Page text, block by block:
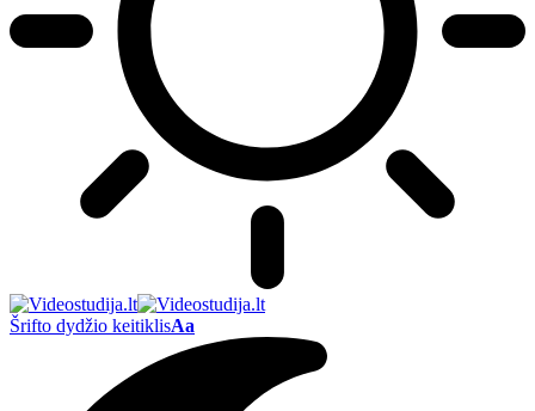
Šrifto dydžio keitiklisAa